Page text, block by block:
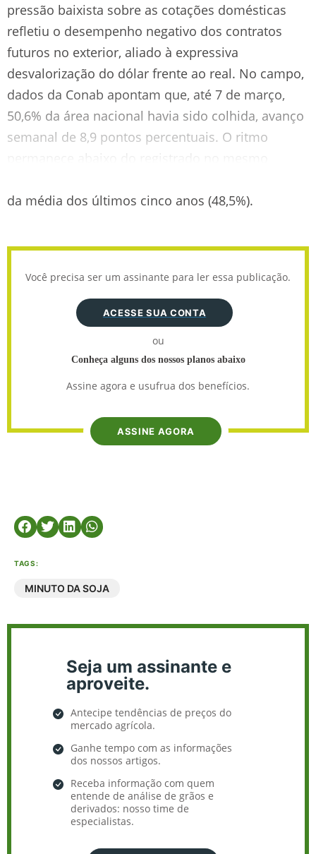
pressão baixista sobre as cotações domésticas
refletiu o desempenho negativo dos contratos
futuros no exterior, aliado à expressiva
desvalorização do dólar frente ao real. No campo,
dados da Conab apontam que, até 7 de março,
50,6% da área nacional havia sido colhida, avanço
semanal de 8,9 pontos percentuais. O ritmo
permanece abaixo do registrado no mesmo
da média dos últimos cinco anos (48,5%).
Você precisa ser um assinante para ler essa publicação.
ACESSE SUA CONTA
ou
Conheça alguns dos nossos planos abaixo
Assine agora e usufrua dos benefícios.
ASSINE AGORA
TAGS:
MINUTO DA SOJA
Seja um assinante e
aproveite.
Antecipe tendências de preços do
mercado agrícola.
Ganhe tempo com as informações
dos nossos artigos.
Receba informação com quem
entende de análise de grãos e
derivados: nosso time de
especialistas.